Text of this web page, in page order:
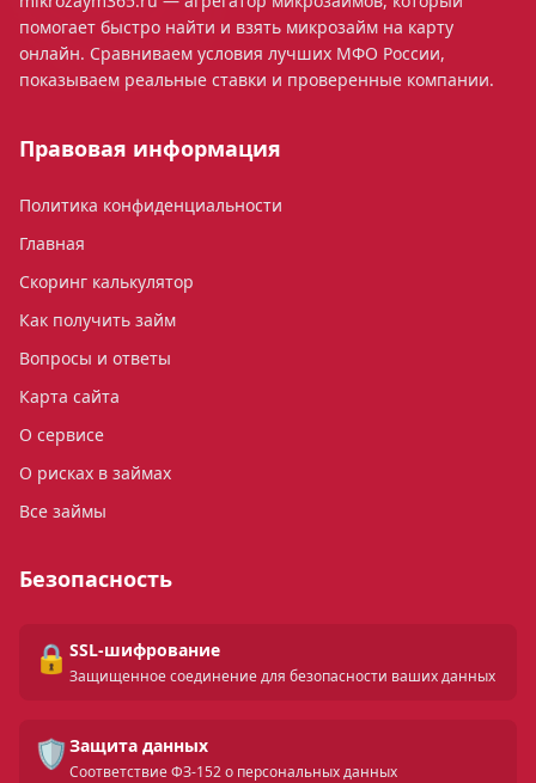
помогает быстро найти и взять микрозайм на карту
онлайн. Сравниваем условия лучших МФО России,
показываем реальные ставки и проверенные компании.
Правовая информация
Политика конфиденциальности
Главная
Скоринг калькулятор
Как получить займ
Вопросы и ответы
Карта сайта
О сервисе
О рисках в займах
Все займы
Безопасность
🔒 SSL-шифрование
Защищенное соединение для безопасности ваших данных
🛡️ Защита данных
Соответствие ФЗ-152 о персональных данных